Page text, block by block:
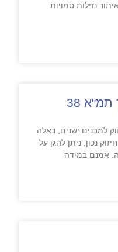
נזילות סמויות
38
למבנים ישנים, כאלה
1975. בזכות חיזוק נכון, ניתן להגן על
אמנם במידה